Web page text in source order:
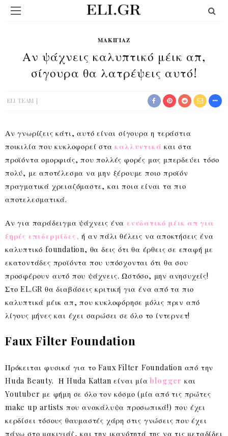
ΜΑΚΙΓΙΆΖ
Αν ψάχνεις καλυπτικό μέικ απ,
σίγουρα θα λατρέψεις αυτό!
ELI TEAM
Αν γνωρίζεις κάτι, αυτό είναι σίγουρα η τεράστια
ποικιλία που κυκλοφορεί στακαλλυντικά και στα
προϊόντα ομορφιάς, που πολλές φορές μας μπερδεύει τόσο
πολύ, με αποτέλεσμα να μην ξέρουμε ποιο προϊόν
πραγματικά χρειαζόμαστε, και ποια είναι τα πιο
αποτελεσματικά.
Αν για παράδειγμα ψάχνεις ένα ενυδατικό μέικ απ για
ξηρές επιδερμίδες, ή αν πάλι θέλεις να αποκτήσεις ένα
καλυπτικό foundation, θα δεις ότι θα έρθεις σε επαφή με
εκατοντάδες προϊόντα που υπόσχονται ότι θα σου
προσφέρουν αυτό που ψάχνεις. Ωστόσο, μην ανησυχείς!
Στο EL.GR θα διαβάσεις κριτική για ένα από τα πιο
καλυπτικά μέικ απ, που κυκλοφόρησε μόλις πριν από
λίγους μήνες και έχει σαρώσει σε όλο το ίντερνετ!
Faux Filter Foundation
Πρόκειται φυσικά για το Faux Filter Foundation από την
Huda Beauty. Η Huda Kattan είναι μία blogger και
Youtuber με φήμη σε όλο τον κόσμο (μία από τις πρώτες
make up artists που ανακάλυψα προσωπικά!) που έχει
κερδίσει τόσους θαυμαστές χάρη στις γνώσεις που έχει
πάνω στο μακιγιάζ, και την ικανότητά της να τις μεταδίδει